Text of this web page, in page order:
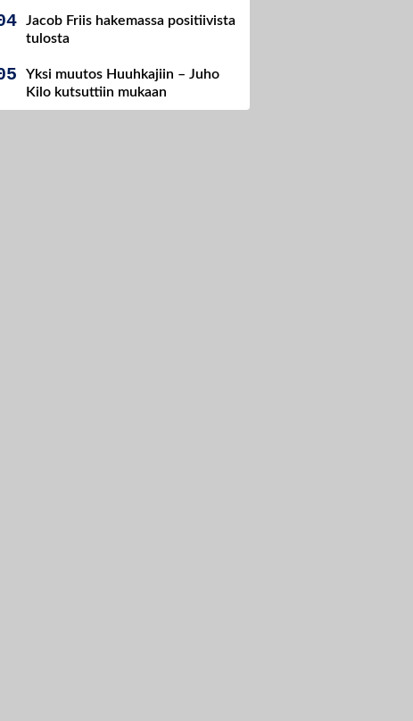
Jacob Friis hakemassa positiivista
tulosta
Yksi muutos Huuhkajiin – Juho
Kilo kutsuttiin mukaan